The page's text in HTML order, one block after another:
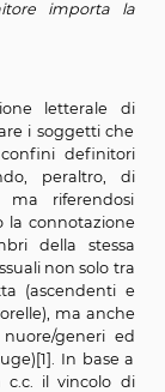
otto anni nel
con persona
per la
il genitore
.
i
a confini